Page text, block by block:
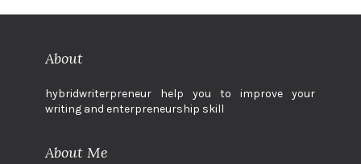
About
hybridwriterpreneur help you to improve your
writing and enterpreneurship skill
About Me